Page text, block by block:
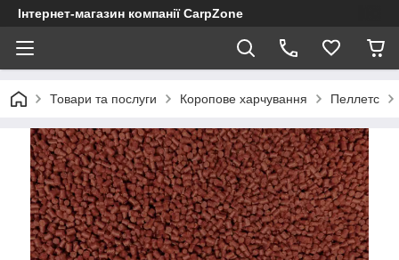
Інтернет-магазин компанії CarpZone
Товари та послуги Коропове харчування Пеллетс